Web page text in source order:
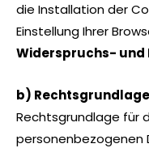
die Installation der
Einstellung Ihrer
Widerspruchs-
b)
Rechtsgrundlage für
personenbezogenen